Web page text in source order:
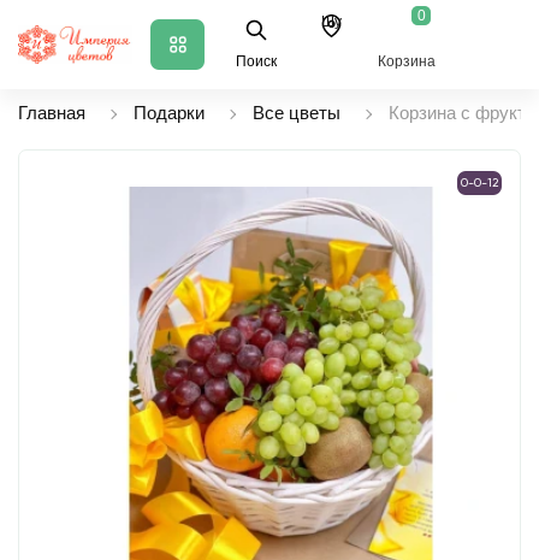
Поиск
Шу 0
Корзина
Главная Подарки Все цветы Корзина с
0-0-12